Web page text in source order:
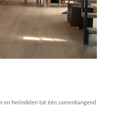
en herindelen tot één samenhangend